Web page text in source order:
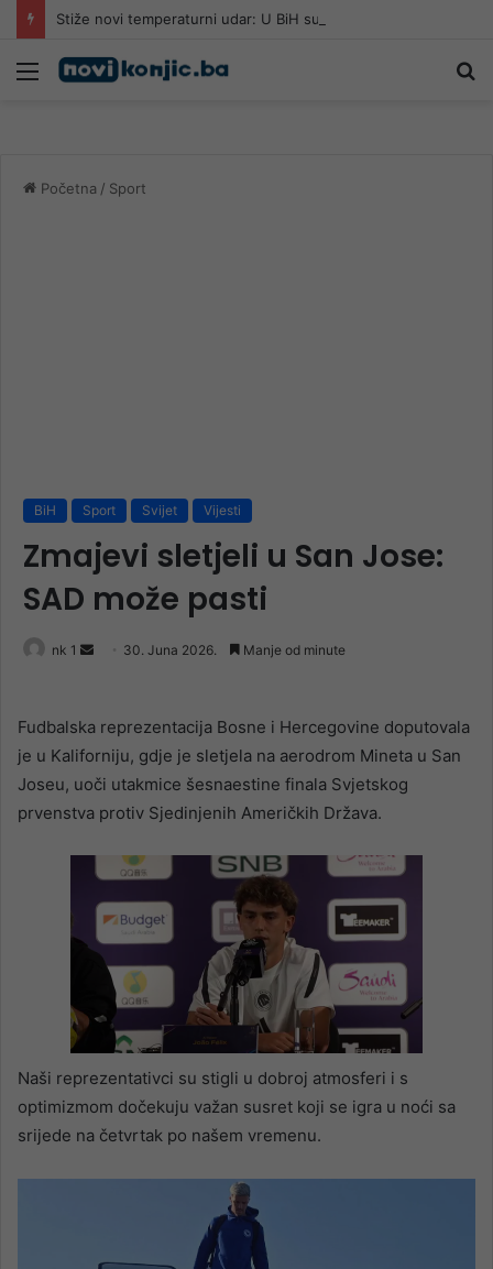
Stiže novi temperaturni udar: U BiH sutra i do 41 stepen
Meni
Početna / Sport
BiH Sport Svijet Vijesti
Zmajevi sletjeli u San Jose:
SAD može pasti
nk 1
Send 30. Juna 2026. Manje od minute
Fudbalska reprezentacija Bosne i Hercegovine doputovala
je u Kaliforniju, gdje je sletjela na aerodrom Mineta u San
Joseu, uoči utakmice šesnaestine finala Svjetskog
prvenstva protiv Sjedinjenih Američkih Država.
Naši reprezentativci su stigli u dobroj atmosferi i s
optimizmom dočekuju važan susret koji se igra u noći sa
srijede na četvrtak po našem vremenu.